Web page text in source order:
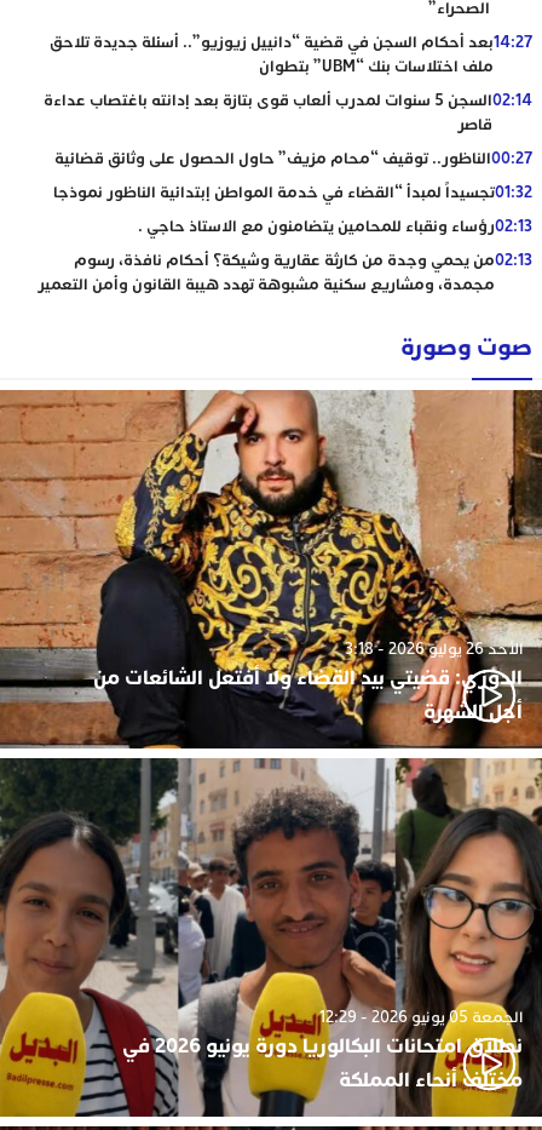
الصحراء”
14:27بعد أحكام السجن في قضية “دانييل زيوزيو”.. أسئلة جديدة تلاحق
ملف اختلاسات بنك “UBM” بتطوان
02:14
السجن 5 سنوات لمدرب ألعاب قوى بتازة بعد إدانته باغتصاب عداءة
قاصر
00:27الناظور.. توقيف “محام مزيف” حاول الحصول على وثائق قضائية
01:32تجسيداً لمبدأ “القضاء في خدمة المواطن إبتدائية الناظور نموذجا
02:13رؤساء ونقباء للمحامين يتضامنون مع الاستاذ حاجي .
02:13من يحمي وجدة من كارثة عقارية وشيكة؟ أحكام نافذة، رسوم
مجمدة، ومشاريع سكنية مشبوهة تهدد هيبة القانون وأمن التعمير
صوت وصورة
الأحد 26 يوليو 2026 - 3:18
الدوزي: قضيتي بيد القضاء ولا أفتعل الشائعات من
أجل الشهرة
الجمعة 05 يونيو 2026 - 12:29
نطلاق امتحانات البكالوريا دورة يونيو 2026 في
مختلف أنحاء المملكة